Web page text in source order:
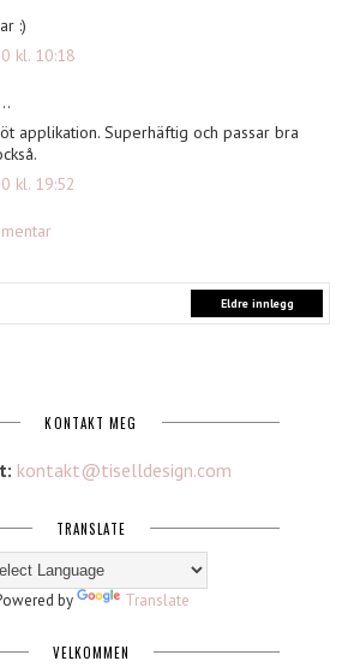
:)
kl. 10:18
applikation. Superhäftig och passar bra
kl. 19:52
Eldre innlegg
KONTAKT MEG
kontakt@tiselldesign.com
TRANSLATE
by Translate
VELKOMMEN